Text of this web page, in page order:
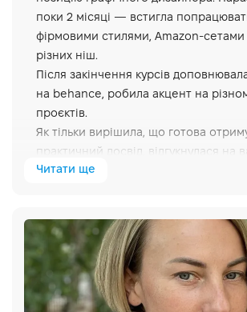
поки 2 місяці — встигла
фірмовими стилями, Amazon-сетами
різних ніш.
Після закінчення курсів
на behance, робила акцент на
проєктів.
Як тільки вирішила, що готова
практичний досвід, відгукнулася на
посаду графічного дизайнера.
Amazon-продуктів.
Читати ще